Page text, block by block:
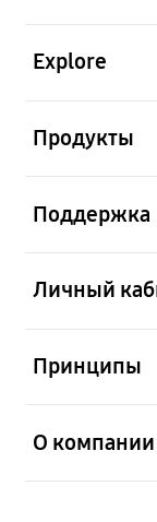
Explore
Продукты
Поддержка
Личный
Принципы
О компании